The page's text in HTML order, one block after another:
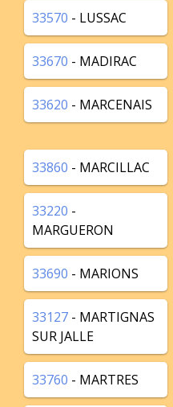
33570 - LUSSAC
33670 - MADIRAC
33620 - MARCENAIS
33860 - MARCILLAC
33220 -
MARGUERON
33690 - MARIONS
33127 - MARTIGNAS
SUR JALLE
33760 - MARTRES